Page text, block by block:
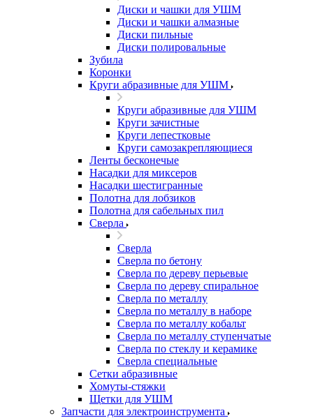
Диски и чашки для УШМ
Диски и чашки алмазные
Диски пильные
Диски полировальные
Зубила
Коронки
Круги абразивные для УШМ
Круги абразивные для УШМ
Круги зачистные
Круги лепестковые
Круги самозакрепляющиеся
Ленты бесконечые
Насадки для миксеров
Насадки шестигранные
Полотна для лобзиков
Полотна для сабельных пил
Сверла
Сверла
Сверла по бетону
Сверла по дереву перьевые
Сверла по дереву спиральное
Сверла по металлу
Сверла по металлу в наборе
Сверла по металлу кобальт
Сверла по металлу ступенчатые
Сверла по стеклу и керамике
Сверла специальные
Сетки абразивные
Хомуты-стяжки
Щетки для УШМ
Запчасти для электроинструмента